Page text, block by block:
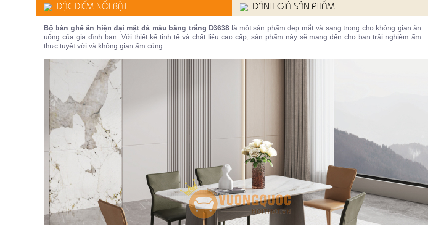
ĐẶC ĐIỂM NỔI BẬT ĐÁNH GIÁ SẢN PHẨM
Bộ bàn ghế ăn hiện đại mặt đá màu băng trắng D3638 là một sản phẩm đẹp mắt và sang trọng cho không gian ăn
uống của gia đình bạn. Với thiết kế tinh tế và chất liệu cao cấp, sản phẩm này sẽ mang đến cho bạn trải nghiệm ẩm
thực tuyệt vời và không gian ấm cúng.